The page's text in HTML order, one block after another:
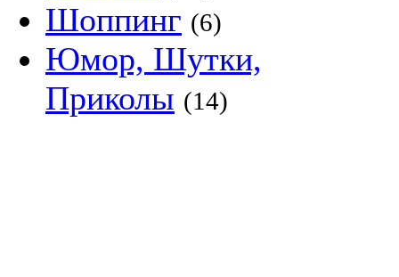
Шоппинг (6)
Юмор, Шутки,
Приколы (14)